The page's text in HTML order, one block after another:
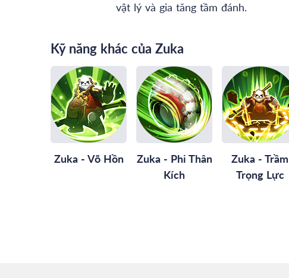
vật lý và gia tăng tầm đánh.
Kỹ năng khác của Zuka
Zuka - Võ Hồn
Zuka - Phi Thân
Kích
Zuka - Trầm
Trọng Lực